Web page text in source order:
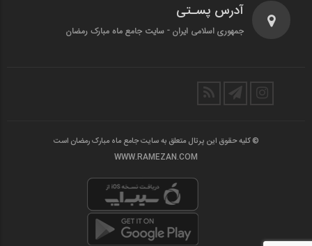
آدرس پسـتی
جمهوری اسلامی ایران - سایت جامع ماه مبارک رمضان
© کلیه حقوق این پرتال متعلق به سایت جامع ماه مبارک رمضان است
WWW.RAMEZAN.COM